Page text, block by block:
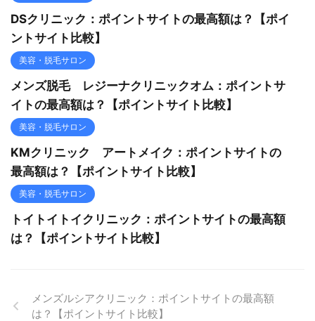
DSクリニック：ポイントサイトの最高額は？【ポイ
ントサイト比較】
美容・脱毛サロン
メンズ脱毛 レジーナクリニックオム：ポイントサ
イトの最高額は？【ポイントサイト比較】
美容・脱毛サロン
KMクリニック アートメイク：ポイントサイトの
最高額は？【ポイントサイト比較】
美容・脱毛サロン
トイトイトイクリニック：ポイントサイトの最高額
は？【ポイントサイト比較】
メンズルシアクリニック：ポイントサイトの最高額
は？【ポイントサイト比較】